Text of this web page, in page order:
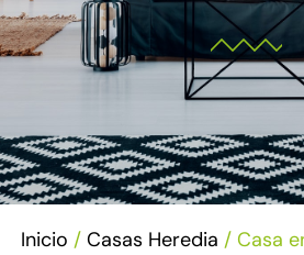
Inicio / Casas Heredia / Casa